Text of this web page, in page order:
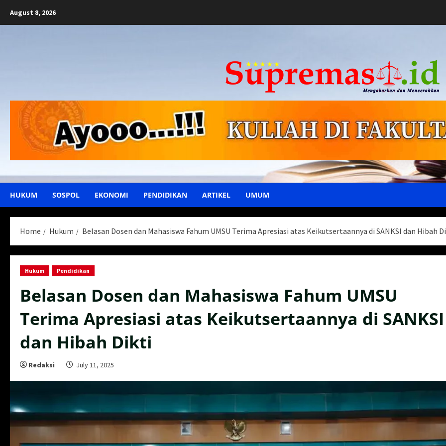
August 8, 2026
HUKUM SOSPOL EKONOMI PENDIDIKAN ARTIKEL UMUM
Home Hukum Belasan Dosen dan Mahasiswa Fahum UMSU Terima Apresiasi atas Keikutsertaannya di SANKSI dan Hibah
Hukum Pendidikan
Belasan Dosen dan Mahasiswa Fahum UMSU
Terima Apresiasi atas Keikutsertaannya di SANKSI
dan Hibah Dikti
Redaksi July 11, 2025